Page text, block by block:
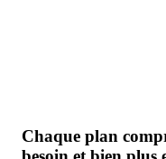
Chaque plan